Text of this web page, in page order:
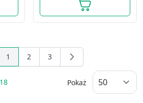
You're currently reading page
1 Page
2 Page
3
Pokaż